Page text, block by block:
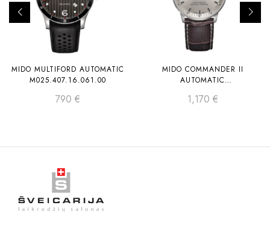
MIDO MULTIFORD AUTOMATIC
M025.407.16.061.00
790 €
MIDO COMMANDER II
AUTOMATIC
1,170 €